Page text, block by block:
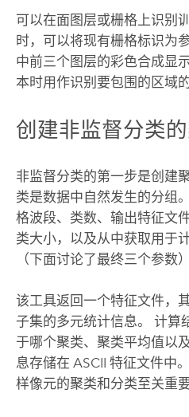
可以在面图层或栅格上识别
时，可以将现有栅格标识为
中前三个图层的彩色合成显
本时用作识别要包围的区域的
创建非监督分类
非监督分类的第一步是创建
类是数据中自然发生的分组。
格波段、类数、输出特征文
类大小，以及从中获取用于
（下面讨论了最终三个参数）
该工具返回一个特征文件，
子集的多元统计信息。 计算
于哪个聚类、聚类平均值以
息存储在 ASCII 特征文件中
样像元的聚类和分类至关重要